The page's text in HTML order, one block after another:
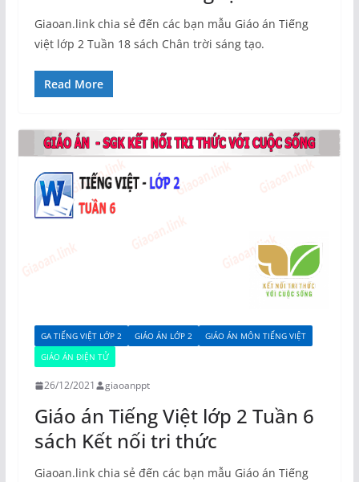
Giaoan.link chia sẻ đến các bạn mẫu Giáo án Tiếng
việt lớp 2 Tuần 18 sách Chân trời sáng tạo.
Read More
GA TIẾNG VIỆT LỚP 2 GIÁO ÁN LỚP 2
GIÁO ÁN MÔN TIẾNG VIỆT
GIÁO ÁN ĐIỆN TỬ
26/12/2021 giaoanppt
Giáo án Tiếng Việt lớp 2 Tuần 6
sách Kết nối tri thức
Giaoan.link chia sẻ đến các bạn mẫu Giáo án Tiếng